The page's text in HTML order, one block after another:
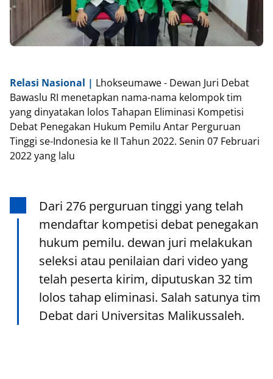
Relasi Nasional | Lhokseumawe - Dewan Juri Debat
Bawaslu RI menetapkan nama-nama kelompok tim
yang dinyatakan lolos Tahapan Eliminasi Kompetisi
Debat Penegakan Hukum Pemilu Antar Perguruan
Tinggi se-Indonesia ke II Tahun 2022. Senin 07 Februari
2022 yang lalu
Dari 276 perguruan tinggi yang telah
mendaftar kompetisi debat penegakan
hukum pemilu. dewan juri melakukan
seleksi atau penilaian dari video yang
telah peserta kirim, diputuskan 32 tim
lolos tahap eliminasi. Salah satunya tim
Debat dari Universitas Malikussaleh.